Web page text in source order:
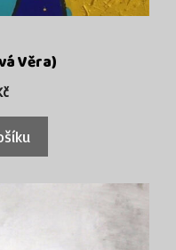
Věra)